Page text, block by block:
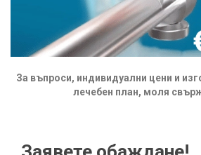
За въпроси, индивидуални цени и
лечебен план, моля